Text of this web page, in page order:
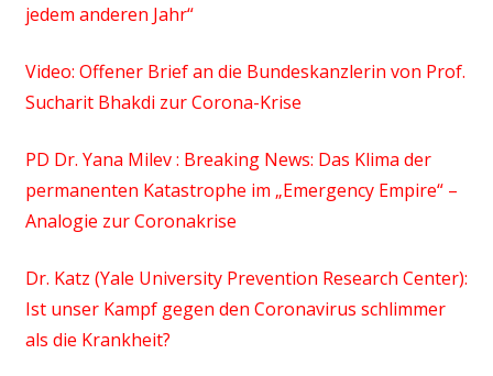
jedem anderen Jahr“
Video: Offener Brief an die Bundeskanzlerin von Prof.
Sucharit Bhakdi zur Corona-Krise
PD Dr. Yana Milev : Breaking News: Das Klima der
permanenten Katastrophe im „Emergency Empire“ –
Analogie zur Coronakrise
Dr. Katz (Yale University Prevention Research Center):
Ist unser Kampf gegen den Coronavirus schlimmer
als die Krankheit?